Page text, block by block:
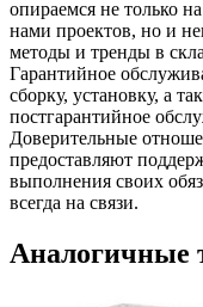
опираемся не только
нами проектов, но и
методы и тренды в
Гарантийное
сборку, установку, а
постгарантийное
Доверительные
предоставляют
выполнения своих
всегда на связи.
Аналогичные